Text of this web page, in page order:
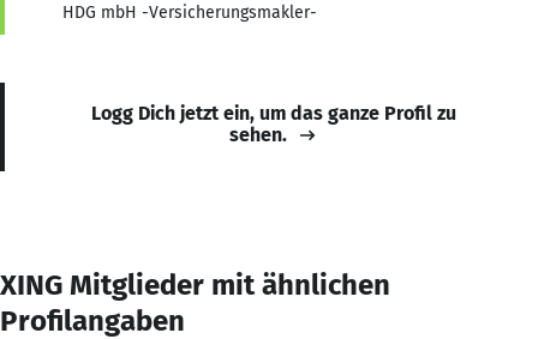
HDG mbH -Versicherungsmakler-
Logg Dich jetzt ein, um das ganze Profil zu
sehen.
XING Mitglieder mit ähnlichen
Profilangaben